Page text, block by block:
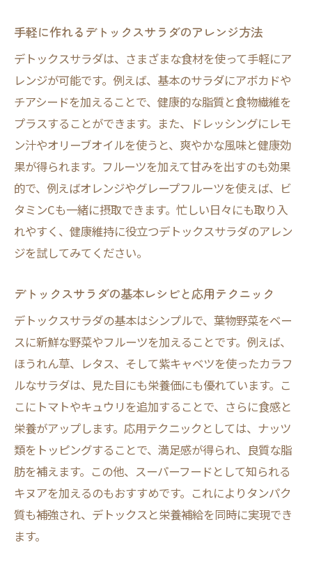
手軽に作れるデトックスサラダのアレンジ方法
デトックスサラダは、さまざまな食材を使って手軽にア
レンジが可能です。例えば、基本のサラダにアボカドや
チアシードを加えることで、健康的な脂質と食物繊維を
プラスすることができます。また、ドレッシングにレモ
ン汁やオリーブオイルを使うと、爽やかな風味と健康効
果が得られます。フルーツを加えて甘みを出すのも効果
的で、例えばオレンジやグレープフルーツを使えば、ビ
タミンCも一緒に摂取できます。忙しい日々にも取り入
れやすく、健康維持に役立つデトックスサラダのアレン
ジを試してみてください。
デトックスサラダの基本レシピと応用テクニック
デトックスサラダの基本はシンプルで、葉物野菜をベー
スに新鮮な野菜やフルーツを加えることです。例えば、
ほうれん草、レタス、そして紫キャベツを使ったカラフ
ルなサラダは、見た目にも栄養価にも優れています。こ
こにトマトやキュウリを追加することで、さらに食感と
栄養がアップします。応用テクニックとしては、ナッツ
類をトッピングすることで、満足感が得られ、良質な脂
肪を補えます。この他、スーパーフードとして知られる
キヌアを加えるのもおすすめです。これによりタンパク
質も補強され、デトックスと栄養補給を同時に実現でき
ます。